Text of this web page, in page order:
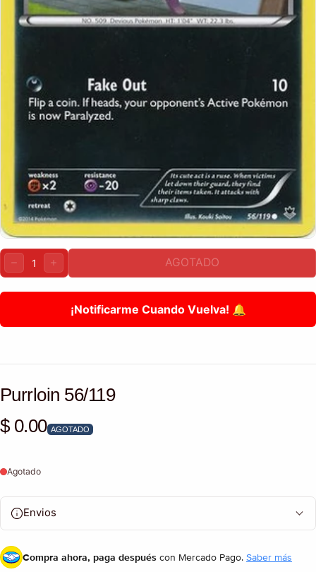
Cantidad:
DISMINUIRAUMENTAR AGOTADO
¡Notificarme Cuando Vuelva! 🔔
Purrloin 56/119
Precio habitual
$ 0.00 AGOTADO
Agotado
Envios
Compra ahora, paga después con Mercado Pago. Saber más